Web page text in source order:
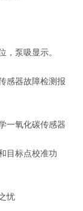
泵吸显示。
感器故障检测报
一氧化碳传感器
目标点校准功
忧